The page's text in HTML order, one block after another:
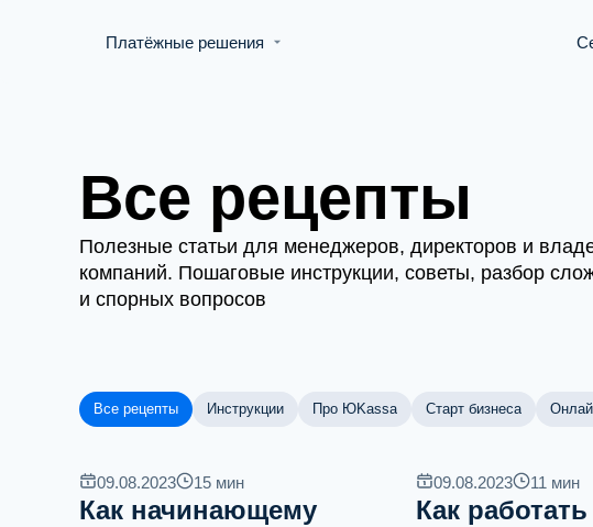
Платёжные решения
Все рецепты
Полезные статьи для менеджеров, директоров и
компаний. Пошаговые инструкции, советы, разбор
и спорных вопросов
Все рецепты Инструкции Про ЮKassa Старт бизнеса
09.08.2023 15 мин
Как начинающему
09.08.2023 11 мин
Как работать